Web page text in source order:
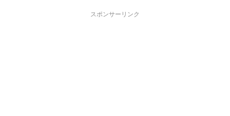
スポンサーリンク